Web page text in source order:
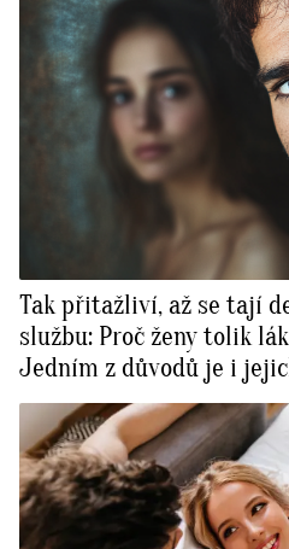
Tak přitažliví, až se tají
službu: Proč ženy tolik
Jedním z důvodů je i